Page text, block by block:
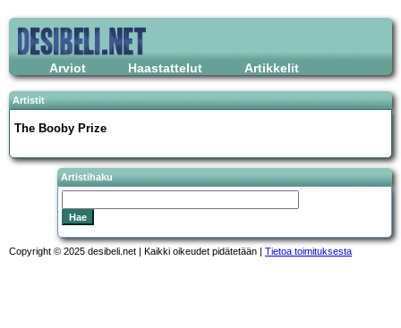
Arviot Haastattelut Artikkelit
Artistit
The Booby Prize
Artistihaku
Copyright © 2025 desibeli.net | Kaikki oikeudet pidätetään | Tietoa toimituksesta